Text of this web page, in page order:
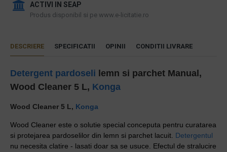
ACTIVI IN SEAP
Produs disponibil si pe www.e-licitatie.ro
DESCRIERE SPECIFICATII OPINII CONDITII LIVRARE
Detergent pardoseli lemn si parchet Manual,
Wood Cleaner 5 L, Konga
Wood Cleaner 5 L, Konga
Wood Cleaner este o solutie special conceputa pentru curatarea
si protejarea pardoselilor din lemn si parchet lacuit. Detergentul
nu necesita clatire - lasati doar sa se usuce. Efectul de stralucire